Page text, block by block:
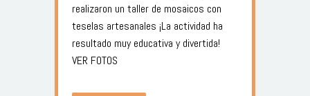
realizaron un taller de mosaicos con
teselas artesanales ¡La actividad ha
resultado muy educativa y divertida!
VER FOTOS